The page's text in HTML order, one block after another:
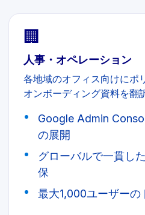
🏢
人事・オペレーション
各地域のオフィス向けにポ
オンボーディング資料を翻
Google Admin
の展開
グローバルで一貫し
保
最大1,000ユーザーの